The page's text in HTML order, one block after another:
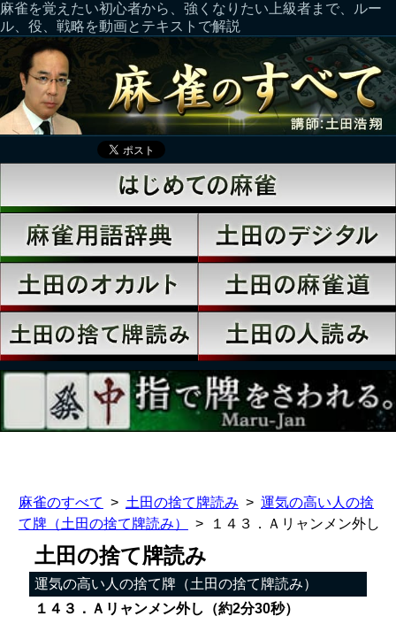
麻雀を覚えたい初心者から、強くなりたい上級者まで、ルー
ル、役、戦略を動画とテキストで解説
麻雀のすべて 土田の捨て牌読み
運気の高い人の捨
て牌（土田の捨て牌読み）
１４３．Ａリャンメン外し
土田の捨て牌読み
運気の高い人の捨て牌（土田の捨て牌読み）
１４３．Ａリャンメン外し（約2分30秒）